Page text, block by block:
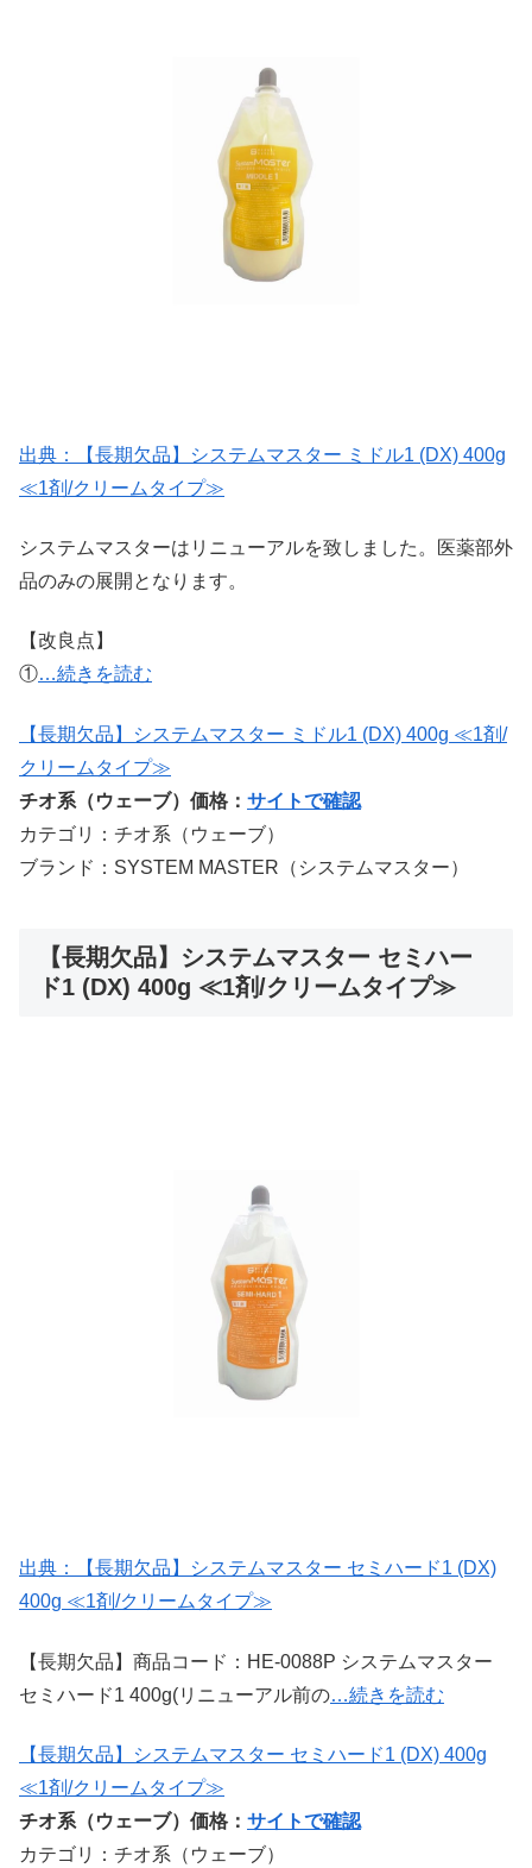
出典：【長期欠品】システムマスター ミドル1 (DX) 400g
≪1剤/クリームタイプ≫
システムマスターはリニューアルを致しました。医薬部外
品のみの展開となります。
【改良点】
①…続きを読む
【長期欠品】システムマスター ミドル1 (DX) 400g ≪1剤/
クリームタイプ≫
チオ系（ウェーブ）価格： サイトで確認
カテゴリ：チオ系（ウェーブ）
ブランド：SYSTEM MASTER（システムマスター）
【長期欠品】システムマスター セミハー
ド1 (DX) 400g ≪1剤/クリームタイプ≫
出典：【長期欠品】システムマスター セミハード1 (DX)
400g ≪1剤/クリームタイプ≫
【長期欠品】商品コード：HE-0088P システムマスター
セミハード1 400g(リニューアル前の…続きを読む
【長期欠品】システムマスター セミハード1 (DX) 400g
≪1剤/クリームタイプ≫
チオ系（ウェーブ）価格： サイトで確認
カテゴリ：チオ系（ウェーブ）